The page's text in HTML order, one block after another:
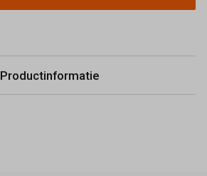
Productinformatie